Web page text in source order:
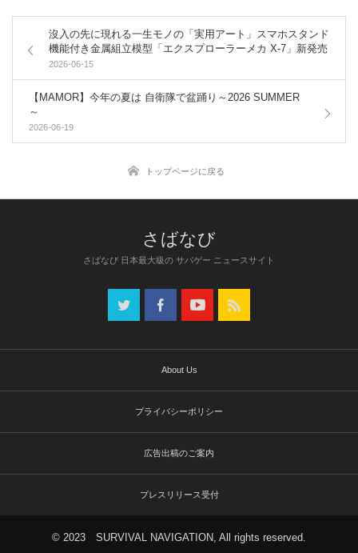
沒入の先に現れる一生モノの「実用アート」スマホスタンド
機能付き金属組立模型「エクスプローラーメカ X-7」新発売
2026-06-15
【MAMOR】今年の夏は 自衛隊で盆踊り～2026 SUMMER
～
2026-06-19
トップページに戻る
さばなび 日本最大級の サバゲー ニュースサイト
About Us
プライバシーポリシー
広告出稿のご案内
プレスリリース受付
© 2023 SURVIVAL NAVIGATION, All rights reserved.